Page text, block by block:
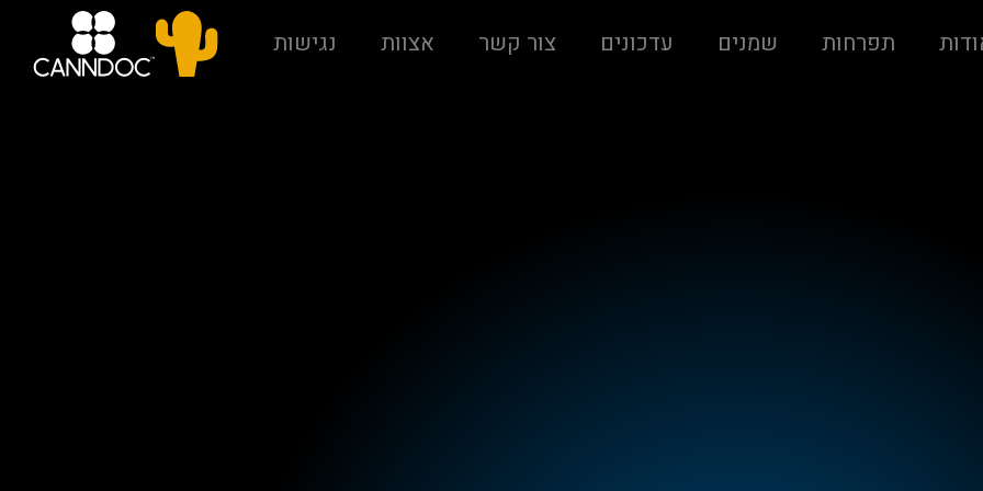
תפרחות שמנים עדכונים צור קשר אצוות נגישות